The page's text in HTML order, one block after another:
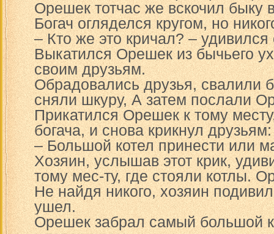
Орешек тотчас же вскочил быку
Богач огляделся кругом, но
– Кто же это кричал? –
Выкатился Орешек из бычьего
своим друзьям.
Обрадовались друзья, свалили
сняли шкуру, А затем послали
Прикатился Орешек к тому
богача, и снова крикнул друзьям:
– Большой котел принести или
Хозяин, услышав этот крик,
тому мес-ту, где стояли котлы.
Не найдя никого, хозяин
ушел.
Орешек забрал самый большой